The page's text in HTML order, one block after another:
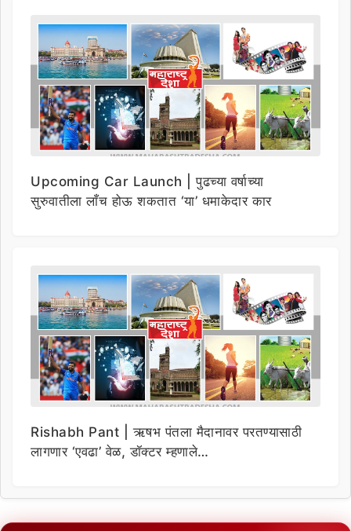
Upcoming Car Launch | पुढच्या वर्षाच्या
सुरुवातीला लाँच होऊ शकतात ‘या’ धमाकेदार कार
Rishabh Pant | ऋषभ पंतला मैदानावर परतण्यासाठी
लागणार ‘एवढा’ वेळ, डॉक्टर म्हणाले…